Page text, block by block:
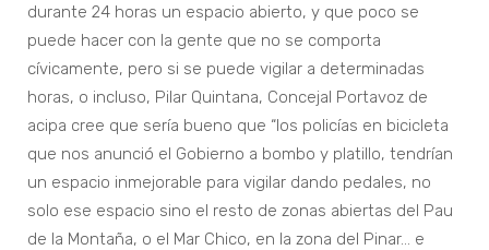
durante 24 horas un espacio abierto, y que poco se
puede hacer con la gente que no se comporta
cívicamente, pero si se puede vigilar a determinadas
horas, o incluso, Pilar Quintana, Concejal Portavoz de
acipa cree que sería bueno que “los policías en bicicleta
que nos anunció el Gobierno a bombo y platillo, tendrían
un espacio inmejorable para vigilar dando pedales, no
solo ese espacio sino el resto de zonas abiertas del Pau
de la Montaña, o el Mar Chico, en la zona del Pinar… e